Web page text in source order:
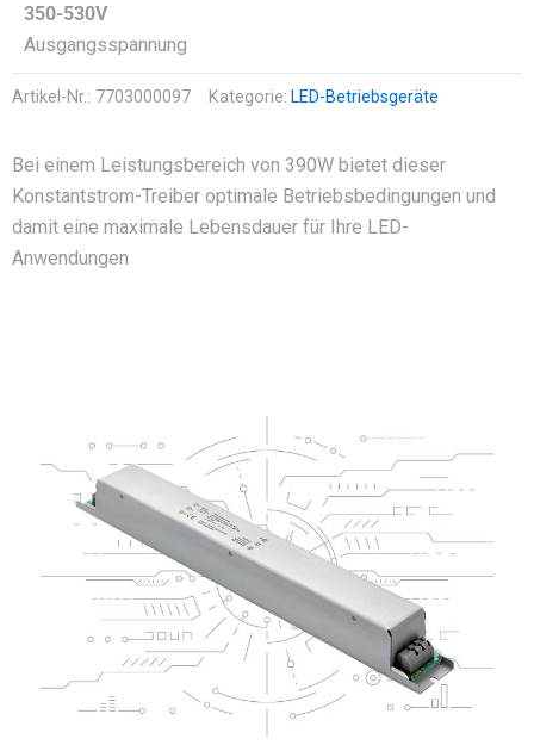
350-530V
Ausgangsspannung
Artikel-Nr.: 7703000097 Kategorie: LED-Betriebsgeräte
Bei einem Leistungsbereich von 390W bietet dieser
Konstantstrom-Treiber optimale Betriebsbedingungen und
damit eine maximale Lebensdauer für Ihre LED-
Anwendungen